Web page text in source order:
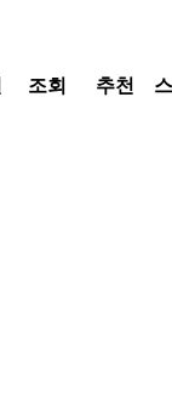
조회 추천